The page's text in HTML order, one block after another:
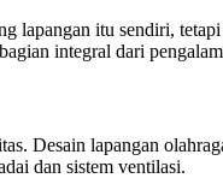
lapangan itu sendiri,
integral dari
Desain lapangan
dan sistem ventilasi.